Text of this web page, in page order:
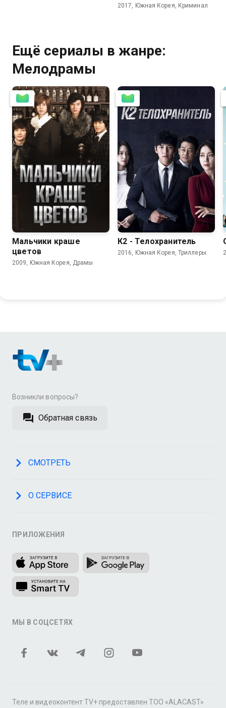
2017, Южная Корея, Криминал
Ещё сериалы в жанре:
Мелодрамы
7.7
Мальчики краше
цветов
2009, Южная Корея, Драмы
7.9 7.8
К2 - Телохранитель
2016, Южная Корея, Триллеры
Возникли вопросы?
Обратная связь
СМОТРЕТЬ
О СЕРВИСЕ
ПРИЛОЖЕНИЯ
МЫ В СОЦСЕТЯХ
Теле и видеоконтент TV+ предоставлен ТОО «ALACAST»